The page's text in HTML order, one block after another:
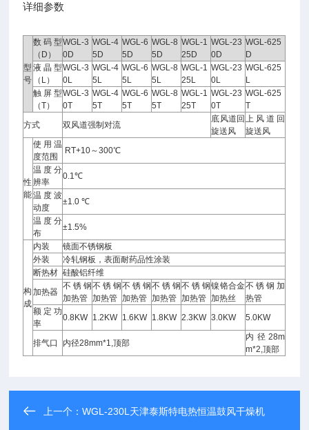
详细参数
型
号
数码型
（D）
WGL-3
0D
WGL-4
5D
WGL-6
5D
WGL-8
5D
WGL-1
25D
WGL-23
0D
WGL-625
D
液晶型
（L）
WGL-3
0L
WGL-4
5L
WGL-6
5L
WGL-8
5L
WGL-1
25L
WGL-23
0L
WGL-625
L
触屏型
（T）
WGL-3
0T
WGL-4
5T
WGL-6
5T
WGL-8
5T
WGL-1
25T
WGL-23
0T
WGL-625
T
方式
双风道强制对流
底风道回
旋送风
上风道回
旋送风
性
能
使用温
度范围
RT+10～300℃
温度分
辨率
0.1℃
温度波
动度
±1.0 ℃
温度分
布
±1.5%
构
成
内装
镜面不锈钢板
外装
冷轧钢板，表面耐药品性涂装
断热材 硅酸铝纤维
加热器
不锈钢
加热管
不锈钢
加热管
不锈钢
加热管
不锈钢
加热管
不锈钢
加热管
镍铬合金
加热丝
不锈钢加
热管
额定功
率
0.8KW 1.2KW 1.6KW 1.8KW 2.3KW 3.0KW 5.0KW
排气口 内径28mm*1,顶部
内径28m
m*2,顶部
上一个：WGL-230L天津泰斯特电热恒温鼓风干燥机